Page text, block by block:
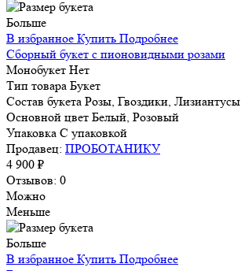
Больше
В избранное Купить Подробнее
Сборный букет с пионовидными розами
Монобукет Нет
Тип товара Букет
Состав букета Розы, Гвоздики, Лизиантусы
Основной цвет Белый, Розовый
Упаковка С упаковкой
Продавец: ПРОБОТАНИКУ
4 900 ₽
Отзывов: 0
Можно
Меньше
Больше
В избранное Купить Подробнее